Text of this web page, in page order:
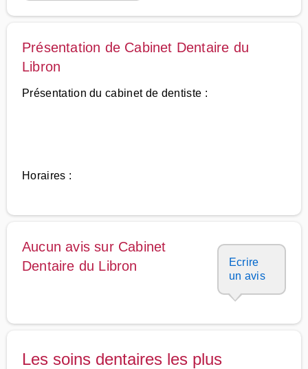
Présentation de Cabinet Dentaire du
Libron
Présentation du cabinet de dentiste :
Horaires :
Aucun avis sur Cabinet
Dentaire du Libron
Ecrire
un avis
Les soins dentaires les plus